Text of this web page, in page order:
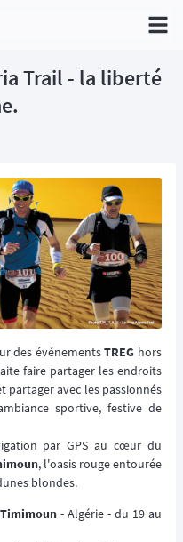
Trail - la liberté
des événementsTREG hors
faire partager les endroits
partager avec les passionnés
sportive, festive de
par GPS au cœur du
, l'oasis rouge entourée
blondes.
Timimoun- Algérie - du 19 au